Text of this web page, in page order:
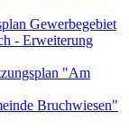
Gewerbegebiet
- Erweiterung
"Am
Bruchwiesen"